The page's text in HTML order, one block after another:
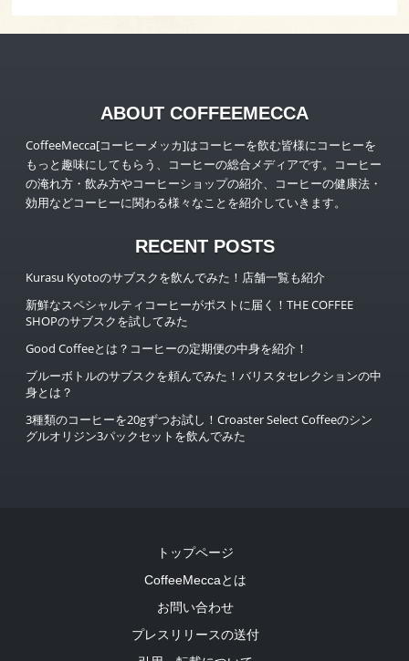
ABOUT COFFEEMECCA
CoffeeMecca[コーヒーメッカ]はコーヒーを飲む皆様にコーヒーを
もっと趣味にしてもらう、コーヒーの総合メディアです。コーヒー
の淹れ方・飲み方やコーヒーショップの紹介、コーヒーの健康法・
効用などコーヒーに関わる様々なことを紹介していきます。
RECENT POSTS
Kurasu Kyotoのサブスクを飲んでみた！店舗一覧も紹介
新鮮なスペシャルティコーヒーがポストに届く！THE COFFEE
SHOPのサブスクを試してみた
Good Coffeeとは？コーヒーの定期便の中身を紹介！
ブルーボトルのサブスクを頼んでみた！バリスタセレクションの中
身とは？
3種類のコーヒーを20gずつお試し！Croaster Select Coffeeのシン
グルオリジン3パックセットを飲んでみた
トップページ
CoffeeMeccaとは
お問い合わせ
プレスリリースの送付